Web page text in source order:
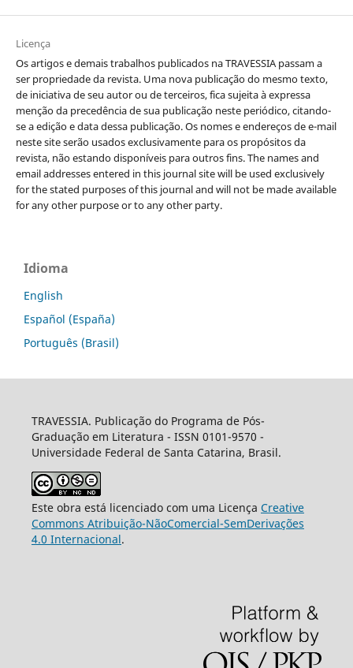
Licença
Os artigos e demais trabalhos publicados na TRAVESSIA passam a
ser propriedade da revista. Uma nova publicação do mesmo texto,
de iniciativa de seu autor ou de terceiros, fica sujeita à expressa
menção da precedência de sua publicação neste periódico, citando-
se a edição e data dessa publicação. Os nomes e endereços de e-mail
neste site serão usados exclusivamente para os propósitos da
revista, não estando disponíveis para outros fins. The names and
email addresses entered in this journal site will be used exclusively
for the stated purposes of this journal and will not be made available
for any other purpose or to any other party.
Idioma
English
Español (España)
Português (Brasil)
TRAVESSIA. Publicação do Programa de Pós-
Graduação em Literatura - ISSN 0101-9570 -
Universidade Federal de Santa Catarina, Brasil.
Este obra está licenciado com uma Licença Creative
Commons Atribuição-NãoComercial-SemDerivações
4.0 Internacional.